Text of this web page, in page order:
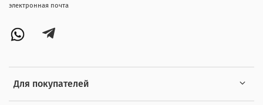
Для покупателей
электронная почта